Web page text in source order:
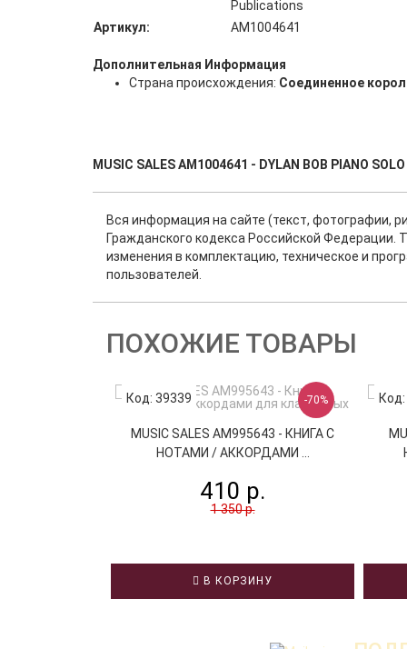
Publications
Артикул:
AM1004641
Дополнительная Информация
Страна происхождения: Соединенное
MUSIC SALES AM1004641 - DYLAN BOB PIANO SOLO
Вся информация на сайте (текст, фотографии,
Гражданского кодекса Российской Федерации.
изменения в комплектацию, техническое и
пользователей.
ПОХОЖИЕ ТОВАРЫ
Код: 39339 -70%
MUSIC SALES AM995643 - КНИГА С
НОТАМИ / АККОРДАМИ ...
410 р.
1 350 р.
В КОРЗИНУ